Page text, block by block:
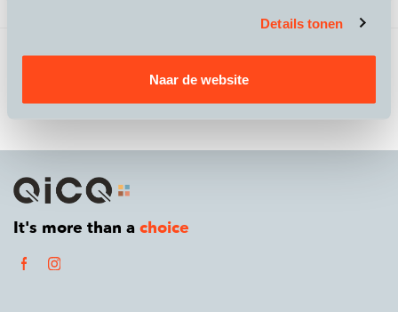
Details tonen
Naar de website
It's more than a choice